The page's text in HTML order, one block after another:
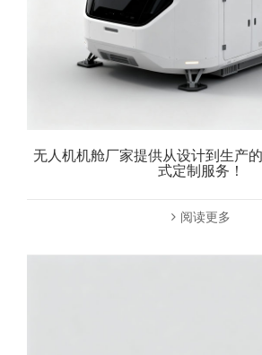
无人机机舱厂家提供从设计到生产
式定制服务！
阅读更多